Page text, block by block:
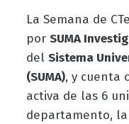
La Semana de
por SUMA
del Sistema
(SUMA), y cuenta
activa de las 6
departamento, la